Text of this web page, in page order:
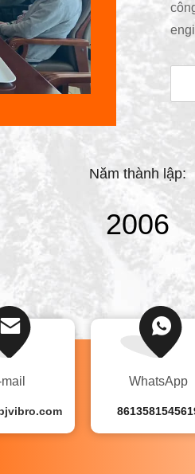
Năm thành lập:
2007
WhatsApp